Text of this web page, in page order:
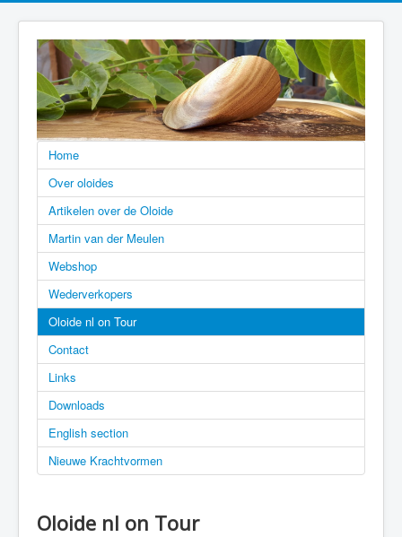
Home
Over oloides
Artikelen over de Oloide
Martin van der Meulen
Webshop
Wederverkopers
Oloide nl on Tour
Contact
Links
Downloads
English section
Nieuwe Krachtvormen
Oloide nl on Tour